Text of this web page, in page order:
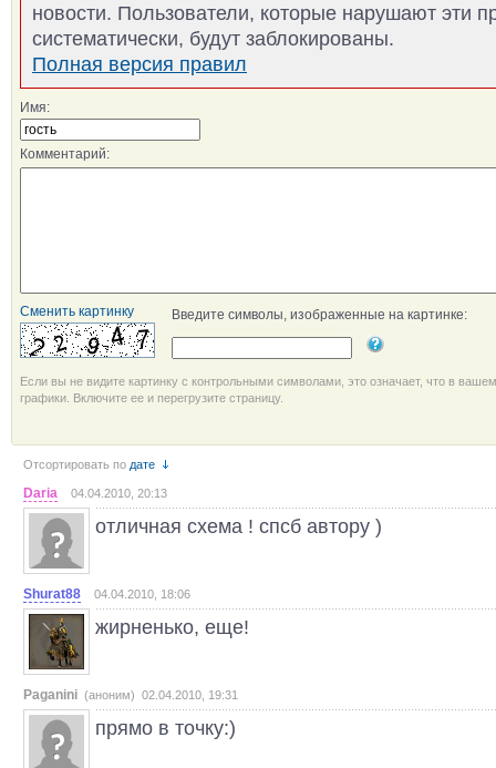
новости. Пользователи, которые нарушают эти
систематически, будут заблокированы.
Полная версия правил
Имя:
Комментарий:
Сменить картинку Введите символы, изображенные на картинке:
Если вы не видите картинку с контрольными символами, это означает, что в
графики. Включите ее и перегрузите страницу.
Отсортировать по дате
Daria 04.04.2010, 20:13
отличная схема ! спсб автору )
Shurat88 04.04.2010, 18:06
жирненько, еще!
Paganini (аноним) 02.04.2010, 19:31
прямо в точку:)